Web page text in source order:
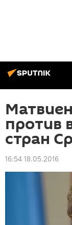
против
стран
16:54 18.05.2016